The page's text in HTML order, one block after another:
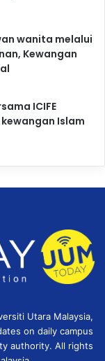
wanita melalui
Kewangan
ICIFE
Islam
Utara Malaysia,
on daily campus
authority. All rights